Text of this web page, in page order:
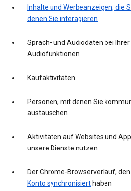
Inhalte und Werbeanzeigen, die
denen Sie interagieren
Sprach- und Audiodaten bei
Audiofunktionen
Kaufaktivitäten
Personen, mit denen Sie
austauschen
Aktivitäten auf Websites und
unsere Dienste nutzen
Der Chrome-Browserverlauf, den
Konto synchronisiert haben